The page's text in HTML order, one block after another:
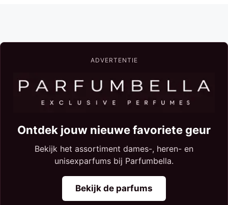
ADVERTENTIE
Ontdek jouw nieuwe favoriete geur
Bekijk het assortiment dames-, heren- en
unisexparfums bij Parfumbella.
Bekijk de parfums